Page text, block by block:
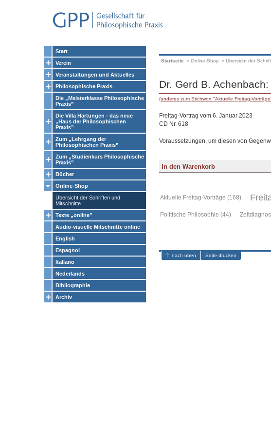
Start
Verein
Veranstaltungen und Aktuelles
Philosophische Praxis
Die „Meisterklasse Philosophische
Praxis”
Die Villa Hartungen - das neue
„Haus der Philosophischen
Praxis”
Zum „Lehrgang der
Philosophischen Praxis”
Zum „Studienkurs Philosophische
Praxis”
Bücher
Online-Shop
Übersicht der Schriften und
Mitschnitte
Texte „online”
Audio-visuelle Mitschnitte online
English
Espagnol
Italiano
Nederlands
Bibliographie
Archiv
Startseite » Online-Shop » Übersicht der
Dr. Gerd B.
(anderes zum Stichwort "Aktuelle Freitag-
Freitag-Vortrag vom 6. Januar 2023
CD Nr. 618
Voraussetzungen, um diesen von
Aktuelle Freitag-Vorträge (168)
Politische Philosophie (44)
nach oben Seite drucken